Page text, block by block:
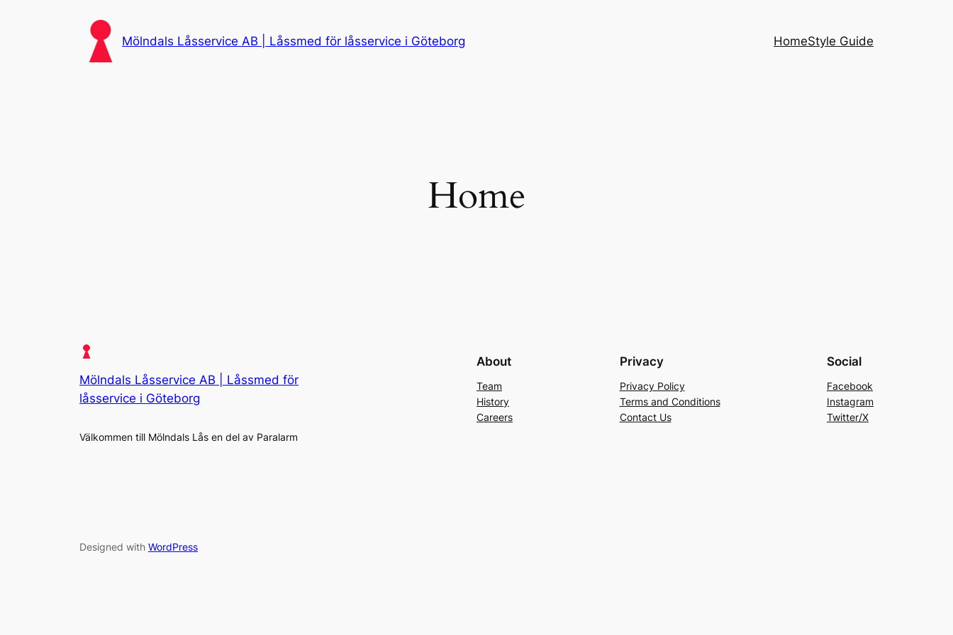
Mölndals Låsservice AB | Låssmed för låsservice i Göteborg HomeStyle Guide
Home
Mölndals Låsservice AB | Låssmed för
låsservice i Göteborg
Välkommen till Mölndals Lås en del av Paralarm
About
Team
History
Careers
Privacy
Privacy Policy
Terms and Conditions
Contact Us
Social
Facebook
Instagram
Twitter/X
Designed with WordPress